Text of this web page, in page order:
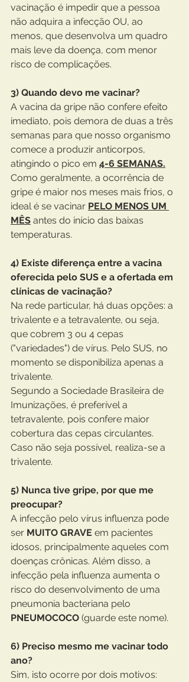
vacinação é impedir que a pessoa
não adquira a infecção OU, ao
menos, que desenvolva um quadro
mais leve da doença, com menor
risco de complicações.
3) Quando devo me vacinar?
A vacina da gripe não confere efeito
imediato, pois demora de duas a três
semanas para que nosso organismo
comece a produzir anticorpos,
atingindo o pico em 4-6 SEMANAS.
Como geralmente, a ocorrência de
gripe é maior nos meses mais frios, o
ideal é se vacinar PELO MENOS UM
MÊS antes do início das baixas
temperaturas.
4) Existe diferença entre a vacina
oferecida pelo SUS e a ofertada em
clínicas de vacinação?
Na rede particular, há duas opções: a
trivalente e a tetravalente, ou seja,
que cobrem 3 ou 4 cepas
("variedades") de vírus. Pelo SUS, no
momento se disponibiliza apenas a
trivalente.
Segundo a Sociedade Brasileira de
Imunizações, é preferível a
tetravalente, pois confere maior
cobertura das cepas circulantes.
Caso não seja possível, realiza-se a
trivalente.
5) Nunca tive gripe, por que me
preocupar?
A infecção pelo vírus influenza pode
ser MUITO GRAVE em pacientes
idosos, principalmente aqueles com
doenças crônicas. Além disso, a
infecção pela influenza aumenta o
risco do desenvolvimento de uma
pneumonia bacteriana pelo
PNEUMOCOCO (guarde este nome).
6) Preciso mesmo me vacinar todo
ano?
Sim, isto ocorre por dois motivos: